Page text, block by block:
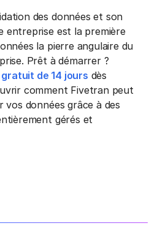
des données et son
est la première
la pierre angulaire du
Prêt à démarrer ?
de 14 jours dès
comment Fivetran peut
vos données grâce à des
gérés et